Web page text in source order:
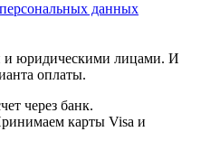
данных
и юридическими лицами. И
оплаты.
через банк.
карты Visa и